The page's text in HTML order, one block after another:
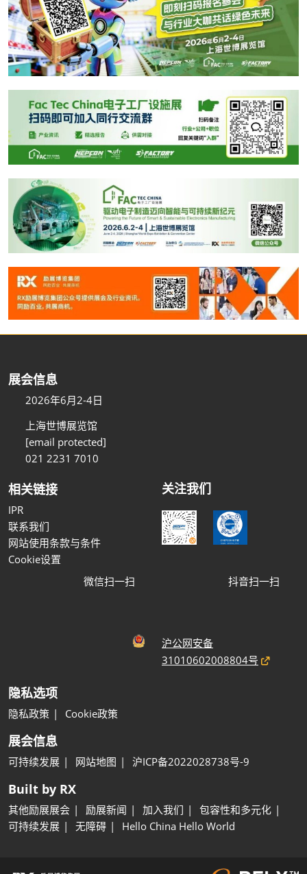
展会信息
2026年6月2-4日
上海世博展览馆
[email protected]
021 2231 7010
相关链接
IPR
联系我们
网站使用条款与条件
Cookie设置
关注我们
微信扫一扫 抖音扫一扫
沪公网安备
31010602008804号
隐私选项
隐私政策 Cookie政策
展会信息
可持续发展 网站地图 沪ICP备2022028738号-9
Built by RX
其他励展展会 励展新闻 加入我们
包容性和多元化
可持续发展
无障碍 Hello China Hello World